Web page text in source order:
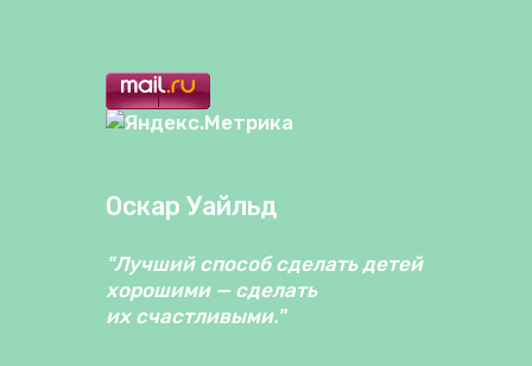
Оскар Уайльд
"Лучший способ сделать детей
хорошими — сделать
их счастливыми."